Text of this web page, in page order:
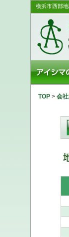
横浜市西部
TOP > 会